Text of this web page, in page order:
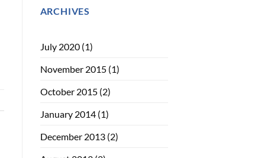
ARCHIVES
July 2020(1)
November 2015(1)
October 2015(2)
January 2014(1)
December 2013(2)